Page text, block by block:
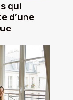
qui
d’une